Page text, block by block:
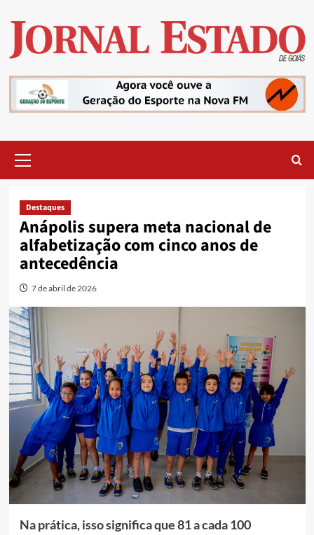
content
Menu
Destaques
Anápolis supera meta nacional de
alfabetização com cinco anos de
antecedência
7 de abril de 2026
Na prática, isso significa que 81 a cada 100